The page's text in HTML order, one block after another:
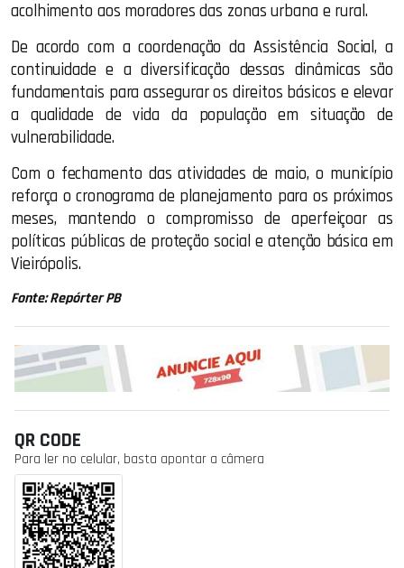
acolhimento aos moradores das zonas urbana e rural.
De acordo com a coordenação da Assistência Social, a
continuidade e a diversificação dessas dinâmicas são
fundamentais para assegurar os direitos básicos e elevar
a qualidade de vida da população em situação de
vulnerabilidade.
Com o fechamento das atividades de maio, o município
reforça o cronograma de planejamento para os próximos
meses, mantendo o compromisso de aperfeiçoar as
políticas públicas de proteção social e atenção básica em
Vieirópolis.
Fonte: Repórter PB
QR CODE
Para ler no celular, basta apontar a câmera